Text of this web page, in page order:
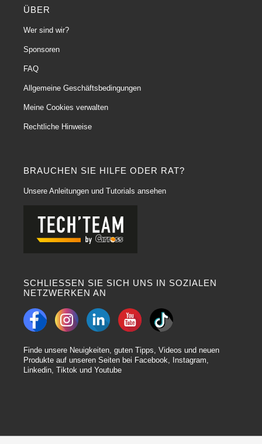
BRAUCHEN SIE HILFE ODER RAT?
Unsere Anleitungen und Tutorials ansehen
SCHLIESSEN SIE SICH UNS IN SOZIALEN
NETZWERKEN AN
Finde unsere Neuigkeiten, guten Tipps, Videos und neuen
Produkte auf unseren Seiten bei Facebook, Instagram,
Linkedin, Tiktok und Youtube
ÜBER
Wer sind wir?
Sponsoren
FAQ
Allgemeine Geschäftsbedingungen
Meine Cookies verwalten
Rechtliche Hinweise